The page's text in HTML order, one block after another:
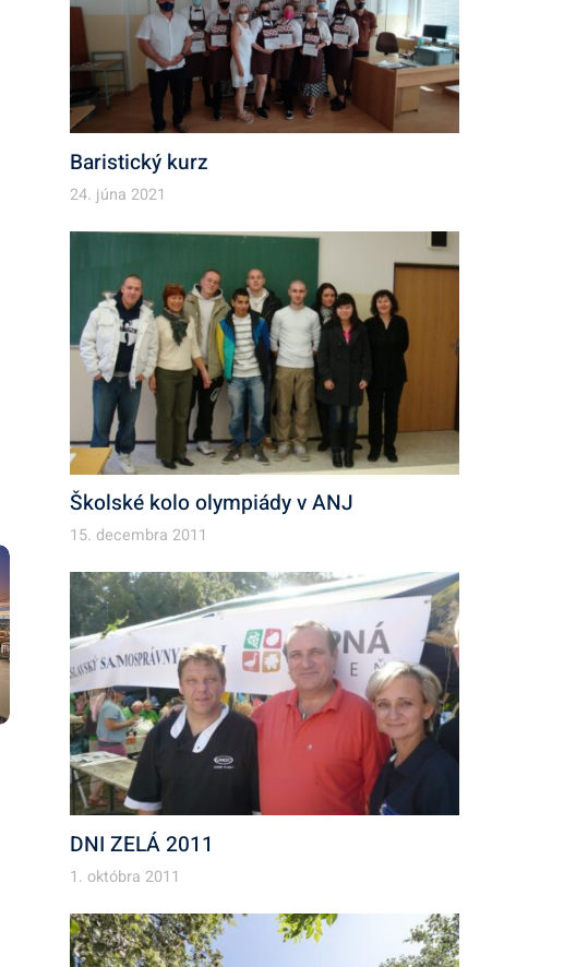
Baristický kurz
24. júna 2021
Školské kolo olympiády v ANJ
15. decembra 2011
DNI ZELÁ 2011
1. októbra 2011